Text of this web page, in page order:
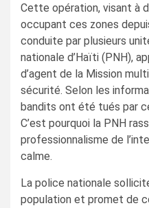
Cette opération, visant à
occupant ces zones
conduite par plusieurs
nationale d’Haïti (PNH),
d’agent de la Mission
sécurité. Selon les
bandits ont été tués par
C’est pourquoi la PNH
professionnalisme de
calme.
La police nationale
population et promet de